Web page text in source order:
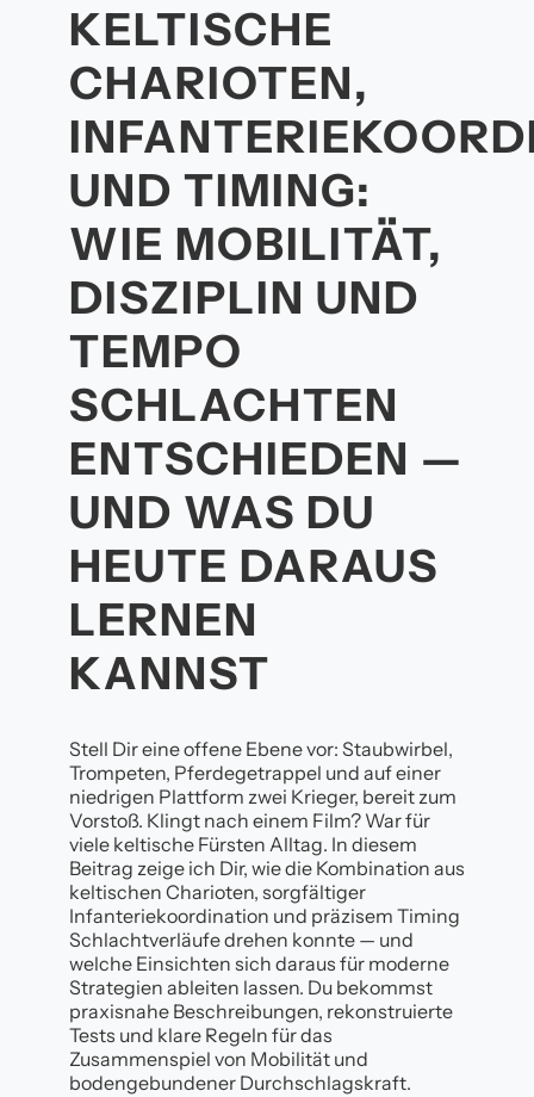
KELTISCHE
CHARIOTEN,
UND TIMING:
WIE MOBILITÄT,
DISZIPLIN UND
TEMPO
SCHLACHTEN
ENTSCHIEDEN —
UND WAS DU
HEUTE DARAUS
LERNEN
KANNST
Stell Dir eine offene Ebene vor: Staubwirbel,
Trompeten, Pferdegetrappel und auf einer
niedrigen Plattform zwei Krieger, bereit zum
Vorstoß. Klingt nach einem Film? War für
viele keltische Fürsten Alltag. In diesem
Beitrag zeige ich Dir, wie die Kombination aus
keltischen Charioten, sorgfältiger
Infanteriekoordination und präzisem Timing
Schlachtverläufe drehen konnte — und
welche Einsichten sich daraus für moderne
Strategien ableiten lassen. Du bekommst
praxisnahe Beschreibungen, rekonstruierte
Tests und klare Regeln für das
Zusammenspiel von Mobilität und
bodengebundener Durchschlagskraft.